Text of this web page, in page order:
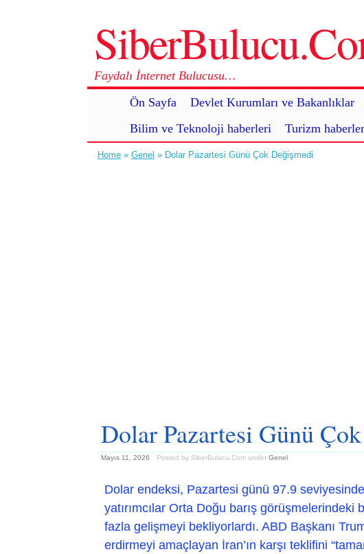
Faydalı İnternet Bulucusu…
Ön Sayfa
Devlet Kurumları ve Bakanlıklar
Bilim ve Teknoloji haberleri
Turizm
Home » Genel » Dolar Pazartesi Günü Çok Değişmedi
Dolar Pazartesi Günü
Mayıs 11, 2026 Posted by SiberBulucu.Com under Genel
Dolar endeksi, Pazartesi günü 97.9
yatırımcılar Orta Doğu barış görüşmelerindeki
fazla gelişmeyi bekliyorlardı. ABD Başkanı
erdirmeyi amaçlayan İran’ın karşı teklifini